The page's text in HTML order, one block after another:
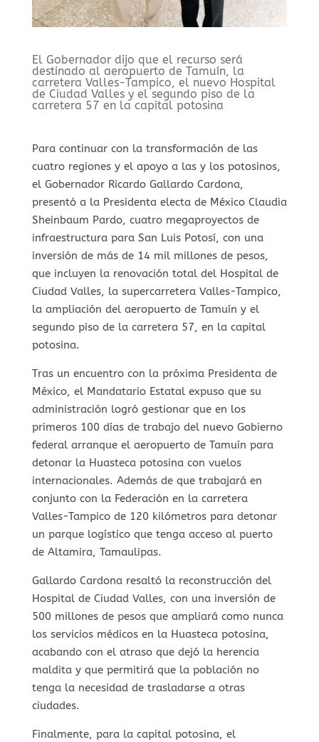
El Gobernador dijo que el recurso será
destinado al aeropuerto de Tamuín, la
carretera Valles-Tampico, el nuevo Hospital
de Ciudad Valles y el segundo piso de la
carretera 57 en la capital potosina
Para continuar con la transformación de las
cuatro regiones y el apoyo a las y los potosinos,
el Gobernador Ricardo Gallardo Cardona,
presentó a la Presidenta electa de México Claudia
Sheinbaum Pardo, cuatro megaproyectos de
infraestructura para San Luis Potosí, con una
inversión de más de 14 mil millones de pesos,
que incluyen la renovación total del Hospital de
Ciudad Valles, la supercarretera Valles-Tampico,
la ampliación del aeropuerto de Tamuín y el
segundo piso de la carretera 57, en la capital
potosina.
Tras un encuentro con la próxima Presidenta de
México, el Mandatario Estatal expuso que su
administración logró gestionar que en los
primeros 100 días de trabajo del nuevo Gobierno
federal arranque el aeropuerto de Tamuín para
detonar la Huasteca potosina con vuelos
internacionales. Además de que trabajará en
conjunto con la Federación en la carretera
Valles-Tampico de 120 kilómetros para detonar
un parque logístico que tenga acceso al puerto
de Altamira, Tamaulipas.
Gallardo Cardona resaltó la reconstrucción del
Hospital de Ciudad Valles, con una inversión de
500 millones de pesos que ampliará como nunca
los servicios médicos en la Huasteca potosina,
acabando con el atraso que dejó la herencia
maldita y que permitirá que la población no
tenga la necesidad de trasladarse a otras
ciudades.
Finalmente, para la capital potosina, el